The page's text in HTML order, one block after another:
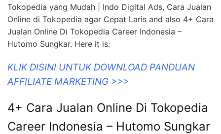
Tokopedia yang Mudah | Indo Digital Ads, Cara Jualan
Online di Tokopedia agar Cepat Laris and also 4+ Cara
Jualan Online Di Tokopedia Career Indonesia –
Hutomo Sungkar. Here it is:
KLIK DISINI UNTUK DOWNLOAD PANDUAN
AFFILIATE MARKETING >>>
4+ Cara Jualan Online Di Tokopedia
Career Indonesia – Hutomo Sungkar